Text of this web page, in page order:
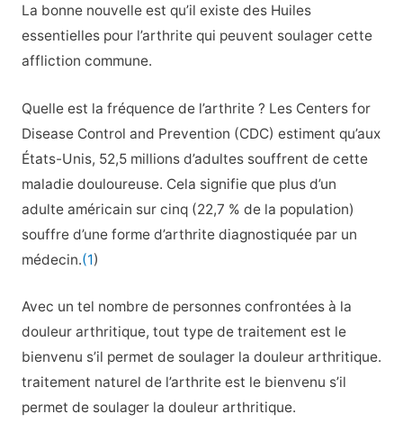
La bonne nouvelle est qu’il existe des Huiles
essentielles pour l’arthrite qui peuvent soulager cette
affliction commune.
Quelle est la fréquence de l’arthrite ? Les Centers for
Disease Control and Prevention (CDC) estiment qu’aux
États-Unis, 52,5 millions d’adultes souffrent de cette
maladie douloureuse. Cela signifie que plus d’un
adulte américain sur cinq (22,7 % de la population)
souffre d’une forme d’arthrite diagnostiquée par un
médecin.(1)
Avec un tel nombre de personnes confrontées à la
douleur arthritique, tout type de traitement est le
bienvenu s’il permet de soulager la douleur arthritique.
traitement naturel de l’arthrite est le bienvenu s’il
permet de soulager la douleur arthritique.